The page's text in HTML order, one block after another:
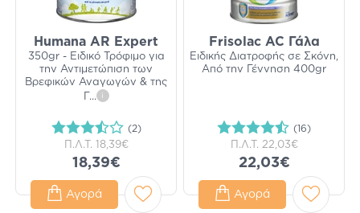
Humana AR Expert
350gr - Ειδικό Τρόφιμο για
την Αντιμετώπιση των
Βρεφικών Αναγωγών & της
... i
(2)
Π.Λ.Τ. 18,39€
18,39€
Αγορά
Frisolac AC Γάλα
Ειδικής Διατροφής σε Σκόνη,
Από την Γέννηση 400gr
(16)
Π.Λ.Τ. 22,03€
22,03€
Αγορά